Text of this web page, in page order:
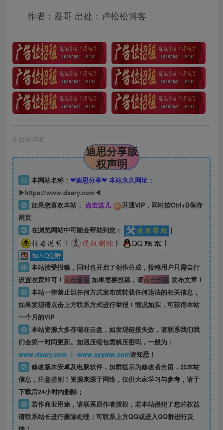
作者：磊哥 出处：卢松松博客
© 版权声明
迪思分享版
权声明
① 本网站名称： ❤迪思分享❤ 本站永久网址：
▶https://www.dsary.com◀
② 如果您喜欢本站， 点击这儿
开通VIP，同时按Ctrl+D保存
网页
③ 在浏览网站中可能会帮助到您：
|
|
| |
④ 本站接受投稿，同时也开启了创作分成，投稿用户只需自行
设置收费即可！ 点击查看如果需要投稿，请点击投稿发布文章！
⑤ 本站一律禁止以任何方式发布或转载任何违法的相关信息，
如果发现请点击上方联系方式进行举报！情况如实，可获得本站
一个月的VIP
⑥ 本站资源大多存储在云盘，如发现链接失效，请联系我们我
们会第一时间更新。如遇压缩包需解压密码，一般为：
www.dsary.com 丨 www.syymw.com请知悉！
⑦ 修改版本安卓及电脑软件，加群提示为修改者自留， 非本站
信息，注意鉴别！资源来源于网络，仅供大家学习与参考，请于
下载后24小时内删除；
⑧ 若作商业用途，请联系原作者授权，若本站侵犯了您的权益
请联系站长进行删除处理；可联系上方QQ或进入QQ群进行反